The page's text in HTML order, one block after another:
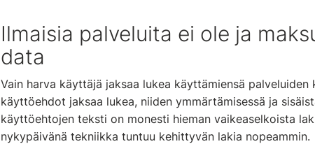
Ilmaisia palveluita ei ole ja
data
Vain harva käyttäjä jaksaa lukea käyttämiensä
käyttöehdot jaksaa lukea, niiden ymmärtämisessä ja
käyttöehtojen teksti on monesti hieman vaikeaselkoista
nykypäivänä tekniikka tuntuu kehittyvän lakia nopeammin.